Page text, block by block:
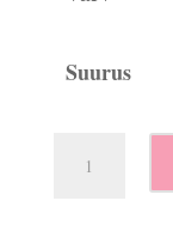
Suurus